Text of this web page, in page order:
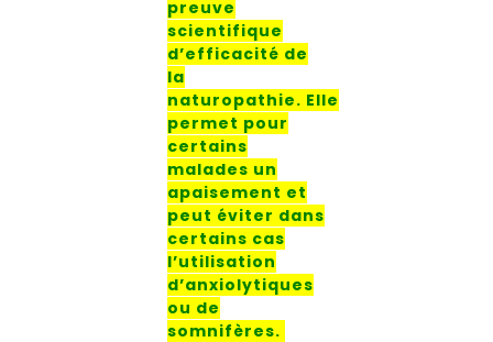
preuve
scientifique
d’efficacité de
la
naturopathie. Elle
permet pour
certains
malades un
apaisement et
peut éviter dans
certains cas
l’utilisation
d’anxiolytiques
ou de
somnifères.